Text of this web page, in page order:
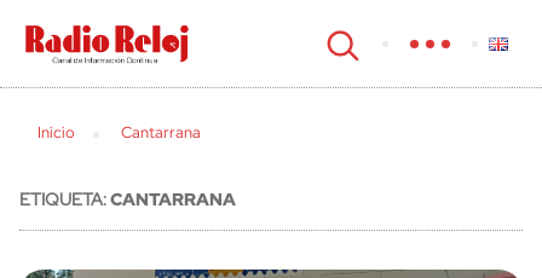
cerrar
Inicio Cantarrana
ETIQUETA:CANTARRANA